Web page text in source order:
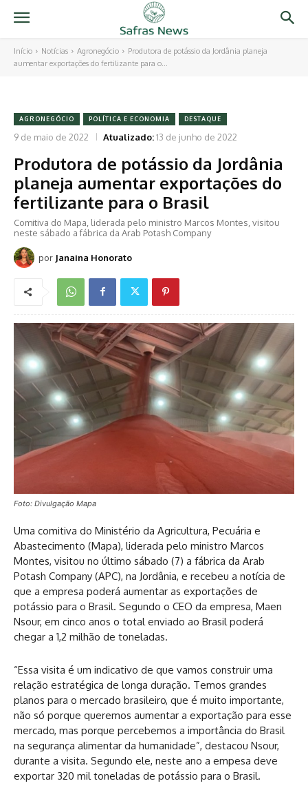
Início Notícias Agronegócio
Produtora de potássio da Jordânia planeja
aumentar exportações do fertilizante para o...
AGRONEGÓCIO POLÍTICA E ECONOMIA DESTAQUE
9 de maio de 2022 Atualizado:13 de junho de 2022
Produtora de potássio da Jordânia
planeja aumentar exportações do
fertilizante para o Brasil
Comitiva do Mapa, liderada pelo ministro Marcos Montes, visitou
neste sábado a fábrica da Arab Potash Company
por Janaina Honorato
Foto: Divulgação Mapa
Uma comitiva do Ministério da Agricultura, Pecuária e
Abastecimento (Mapa), liderada pelo ministro Marcos
Montes, visitou no último sábado (7) a fábrica da Arab
Potash Company (APC), na Jordânia, e recebeu a notícia de
que a empresa poderá aumentar as exportações de
potássio para o Brasil. Segundo o CEO da empresa, Maen
Nsour, em cinco anos o total enviado ao Brasil poderá
chegar a 1,2 milhão de toneladas.
“Essa visita é um indicativo de que vamos construir uma
relação estratégica de longa duração. Temos grandes
planos para o mercado brasileiro, que é muito importante,
não só porque queremos aumentar a exportação para esse
mercado, mas porque percebemos a importância do Brasil
na segurança alimentar da humanidade”, destacou Nsour,
durante a visita. Segundo ele, neste ano a empesa deve
exportar 320 mil toneladas de potássio para o Brasil.